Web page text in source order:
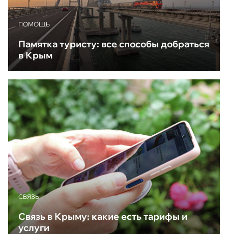
ПОМОЩЬ
Памятка туристу: все способы добраться
в Крым
CВЯЗЬ
Связь в Крыму: какие есть тарифы и
услуги